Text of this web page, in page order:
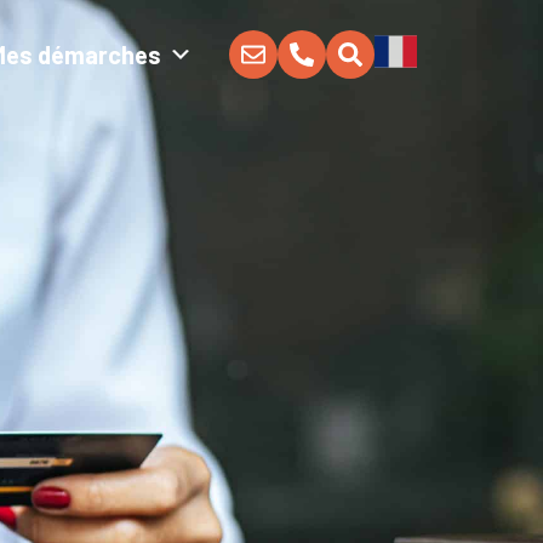
démarches